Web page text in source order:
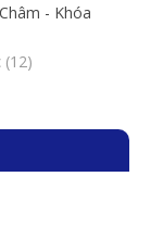
- Khóa
(12)